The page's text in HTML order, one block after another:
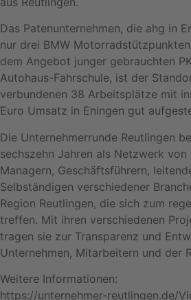
Das Patenunternehmen, die ahg in
nur drei BMW
dem Angebot junger gebrauchten
Autohaus-Fahrschule, ist der
verbundenen 38 Arbeitsplätze mit
Euro Umsatz in Eningen gut
Die Unternehmerrunde Reutlingen
sechszehn Jahren als Netzwerk von
Managern, Geschäftsführern,
Selbständigen verschiedener
Region Reutlingen, die sich zum
treffen. Mit ihren verschiedenen
tragen sie zur Transparenz und
Unternehmen, Mitarbeitern und der
Weitere Informationen:
https://unternehmer-reutlingen.de/